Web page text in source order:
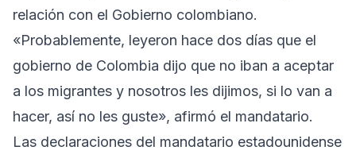
relación con el Gobierno colombiano.
«Probablemente, leyeron hace dos días que el
gobierno de Colombia dijo que no iban a aceptar
a los migrantes y nosotros les dijimos, si lo van a
hacer, así no les guste», afirmó el mandatario.
Las declaraciones del mandatario estadounidense